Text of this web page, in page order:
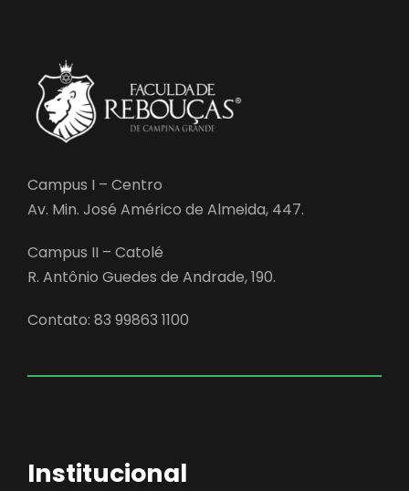
Campus I – Centro
Av. Min. José Américo de Almeida, 447.
Campus II – Catolé
R. Antônio Guedes de Andrade, 190.
Contato: 83 99863 1100
Institucional